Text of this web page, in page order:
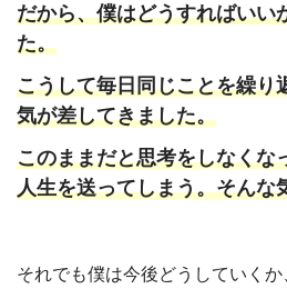
だから、僕はどうすればいい
た。
こうして毎日同じことを繰り
気が差してきました。
このままだと思考をしなくな
人生を送ってしまう。そんな
それでも僕は今後どうしていく